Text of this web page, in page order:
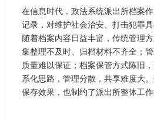
在信息时代，政法系统派出所档案
记录，对维护社会治安、打击犯罪
随着档案内容日益丰富，传统管理
集整理不及时、归档材料不齐全；
质量难以保证；档案保管方式陈旧
系化思路，管理分散，共享难度大
保存效果，也制约了派出所整体工作